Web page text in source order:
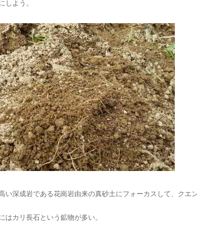
しよう。
い深成岩である花崗岩由来の真砂土にフォーカスして、クエ
はカリ長石という鉱物が多い。